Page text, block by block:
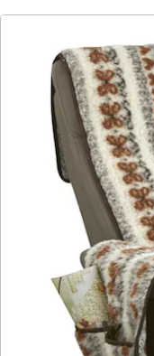
Hinweise &
Bewertungen